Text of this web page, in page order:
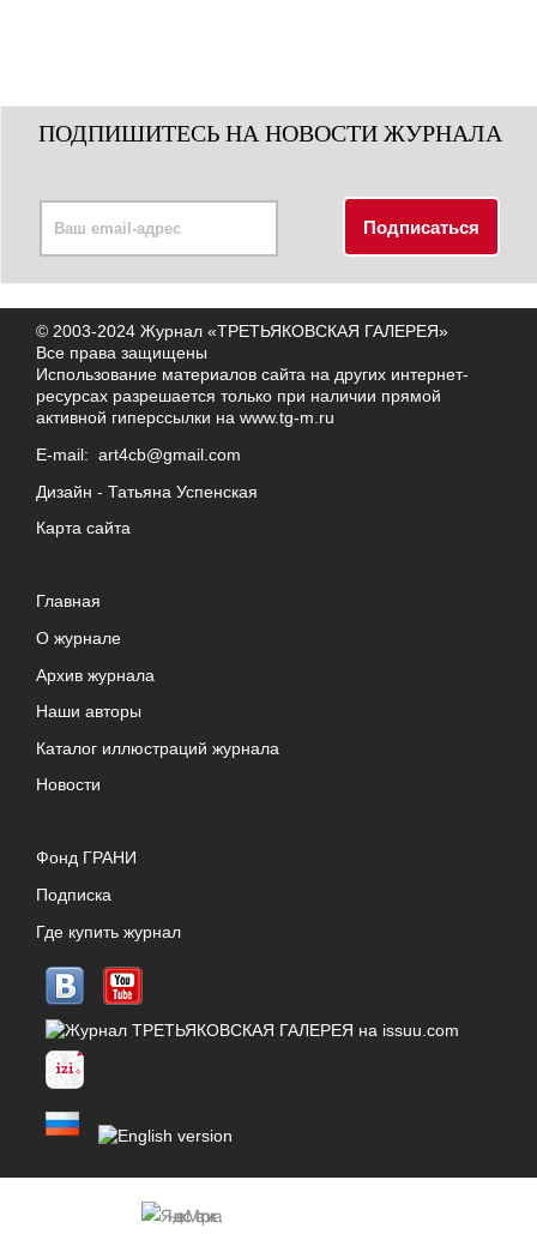
ПОДПИШИТЕСЬ НА НОВОСТИ ЖУРНАЛА
© 2003-2024 Журнал «ТРЕТЬЯКОВСКАЯ ГАЛЕРЕЯ»
Все права защищены
Использование материалов сайта на других интернет-
ресурсах разрешается только при наличии прямой
активной гиперссылки на www.tg-m.ru
E-mail: art4cb@gmail.com
Дизайн - Татьяна Успенская
Карта сайта
Главная
О журнале
Архив журнала
Наши авторы
Каталог иллюстраций журнала
Новости
Фонд ГРАНИ
Подписка
Где купить журнал